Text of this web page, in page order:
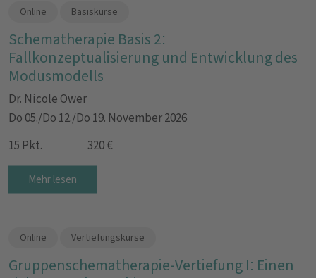
Online Basiskurse
Schematherapie Basis 2:
Fallkonzeptualisierung und Entwicklung des
Modusmodells
Dr. Nicole Ower
Do 05./Do 12./Do 19. November 2026
15 Pkt.
320 €
Mehr lesen
Online Vertiefungskurse
Gruppenschematherapie-Vertiefung I: Einen